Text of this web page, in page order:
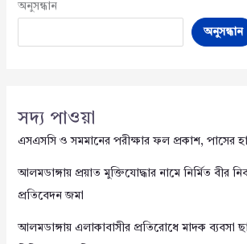
অনুসন্ধান
অনুসন্ধান
সদ্য পাওয়া
এসএসসি ও সমমানের পরীক্ষার ফল প্রকাশ, পাসের
আলমডাঙ্গায় প্রয়াত মুক্তিযোদ্ধার নামে নির্মিত বীর
প্রতিবেদন জমা
আলমডাঙ্গায় এলাকাবাসীর প্রতিরোধে মাদক ব্যবসা